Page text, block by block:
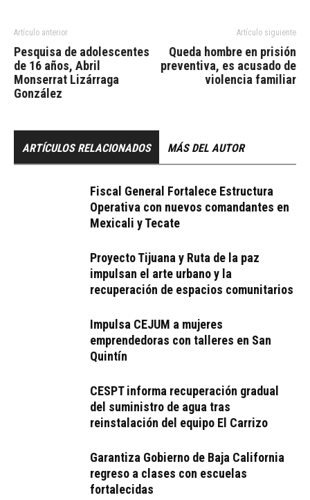
Artículo anterior
Pesquisa de adolescentes
de 16 años, Abril
Monserrat Lizárraga
González
Artículo siguiente
Queda hombre en prisión
preventiva, es acusado de
violencia familiar
ARTÍCULOS RELACIONADOS MÁS DEL AUTOR
Fiscal General Fortalece Estructura
Operativa con nuevos comandantes en
Mexicali y Tecate
Proyecto Tijuana y Ruta de la paz
impulsan el arte urbano y la
recuperación de espacios comunitarios
Impulsa CEJUM a mujeres
emprendedoras con talleres en San
Quintín
CESPT informa recuperación gradual
del suministro de agua tras
reinstalación del equipo El Carrizo
Garantiza Gobierno de Baja California
regreso a clases con escuelas
fortalecidas